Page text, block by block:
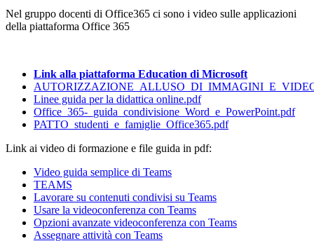
Nel gruppo docenti di Office365 ci sono i video sulle applicazioni
della piattaforma Office 365
Link alla piattaforma Education di Microsoft
Linee guida per la didattica online.pdf
Office_365-_guida_condivisione_Word_e_PowerPoint.pdf
PATTO_studenti_e_famiglie_Office365.pdf
Link ai video di formazione e file guida in pdf:
Video guida semplice di Teams
TEAMS
Lavorare su contenuti condivisi su Teams
Usare la videoconferenza con Teams
Opzioni avanzate videoconferenza con Teams
Assegnare attività con Teams